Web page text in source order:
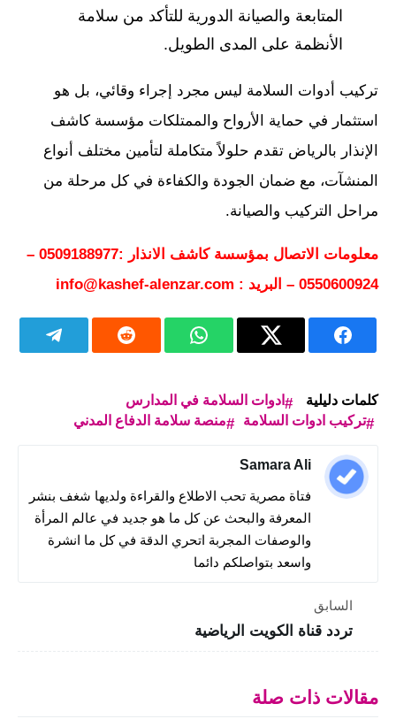
المتابعة والصيانة الدورية للتأكد من سلامة
الأنظمة على المدى الطويل.
تركيب أدوات السلامة ليس مجرد إجراء وقائي، بل هو
استثمار في حماية الأرواح والممتلكات مؤسسة كاشف
الإنذار بالرياض تقدم حلولاً متكاملة لتأمين مختلف أنواع
المنشآت، مع ضمان الجودة والكفاءة في كل مرحلة من
مراحل التركيب والصيانة.
معلومات الاتصال بمؤسسة كاشف الانذار :0509188977 –
0550600924 – البريد : info@kashef-alenzar.com
كلمات دليلية
ادوات السلامة في المدارس
تركيب ادوات السلامة
منصة سلامة الدفاع المدني
Samara Ali
فتاة مصرية تحب الاطلاع والقراءة ولديها شغف بنشر
المعرفة والبحث عن كل ما هو جديد في عالم المرأة
والوصفات المجربة اتحري الدقة في كل ما انشرة
واسعد بتواصلكم دائما
السابق
تردد قناة الكويت الرياضية
مقالات ذات صلة